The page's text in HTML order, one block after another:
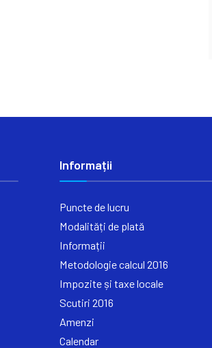
Informații
Puncte de lucru
Modalități de plată
Informații
Metodologie calcul 2016
Impozite și taxe locale
Scutiri 2016
Amenzi
Calendar